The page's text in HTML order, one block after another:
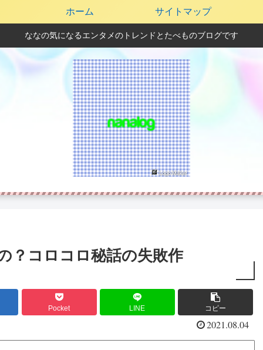
ななの気になるエンタメのトレンドとたべものブログです
ホーム サイトマップ
？コロコロ秘話の失敗作
Pocket LINE コピー
2021.08.04